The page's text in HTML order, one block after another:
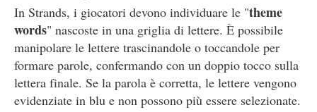
In Strands, i giocatori devono individuare le "theme
words" nascoste in una griglia di lettere. È possibile
manipolare le lettere trascinandole o toccandole per
formare parole, confermando con un doppio tocco sulla
lettera finale. Se la parola è corretta, le lettere vengono
evidenziate in blu e non possono più essere selezionate.